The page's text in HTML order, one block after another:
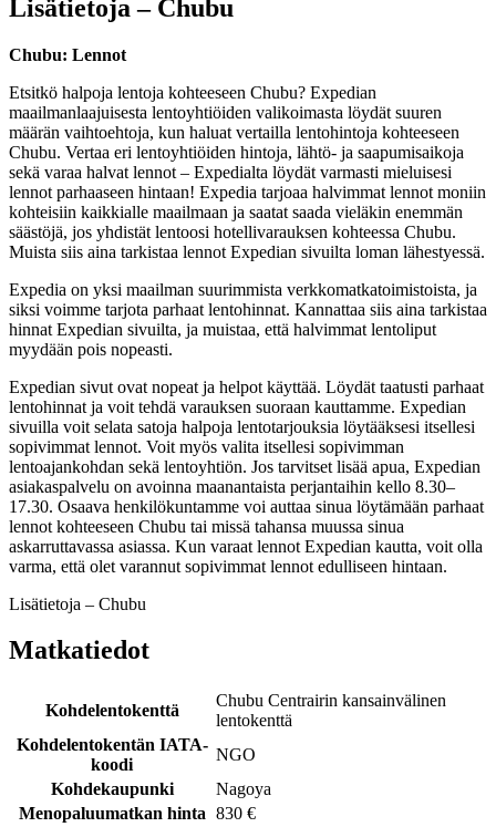
Lisätietoja – Chubu
Chubu: Lennot
Etsitkö halpoja lentoja kohteeseen Chubu? Expedian
maailmanlaajuisesta lentoyhtiöiden valikoimasta löydät suuren
määrän vaihtoehtoja, kun haluat vertailla lentohintoja kohteeseen
Chubu. Vertaa eri lentoyhtiöiden hintoja, lähtö- ja saapumisaikoja
sekä varaa halvat lennot – Expedialta löydät varmasti mieluisesi
lennot parhaaseen hintaan! Expedia tarjoaa halvimmat lennot moniin
kohteisiin kaikkialle maailmaan ja saatat saada vieläkin enemmän
säästöjä, jos yhdistät lentoosi hotellivarauksen kohteessa Chubu.
Muista siis aina tarkistaa lennot Expedian sivuilta loman lähestyessä.
Expedia on yksi maailman suurimmista verkkomatkatoimistoista, ja
siksi voimme tarjota parhaat lentohinnat. Kannattaa siis aina tarkistaa
hinnat Expedian sivuilta, ja muistaa, että halvimmat lentoliput
myydään pois nopeasti.
Expedian sivut ovat nopeat ja helpot käyttää. Löydät taatusti parhaat
lentohinnat ja voit tehdä varauksen suoraan kauttamme. Expedian
sivuilla voit selata satoja halpoja lentotarjouksia löytääksesi itsellesi
sopivimmat lennot. Voit myös valita itsellesi sopivimman
lentoajankohdan sekä lentoyhtiön. Jos tarvitset lisää apua, Expedian
asiakaspalvelu on avoinna maanantaista perjantaihin kello 8.30–
17.30. Osaava henkilökuntamme voi auttaa sinua löytämään parhaat
lennot kohteeseen Chubu tai missä tahansa muussa sinua
askarruttavassa asiassa. Kun varaat lennot Expedian kautta, voit olla
varma, että olet varannut sopivimmat lennot edulliseen hintaan.
Lisätietoja – Chubu
Matkatiedot
Kohdelentokenttä
Chubu Centrairin kansainvälinen
lentokenttä
Kohdelentokentän IATA-
koodi
NGO
Kohdekaupunki
Nagoya
Menopaluumatkan hinta 830 €